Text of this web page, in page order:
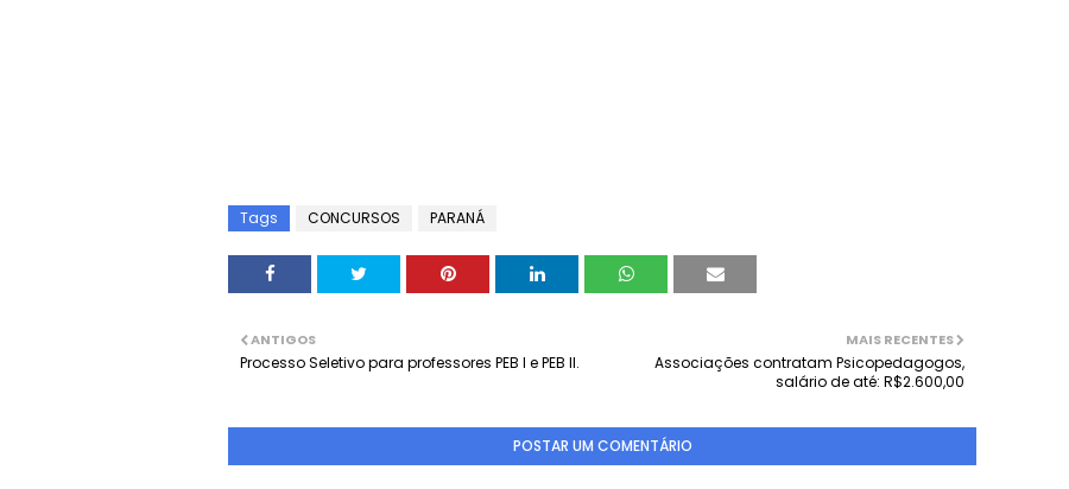
Tags CONCURSOS PARANÁ
MAIS RECENTES
Associações contratam Psicopedagogos,
salário de até: R$2.600,00
ANTIGOS
Processo Seletivo para professores PEB I e PEB II.
POSTAR UM COMENTÁRIO